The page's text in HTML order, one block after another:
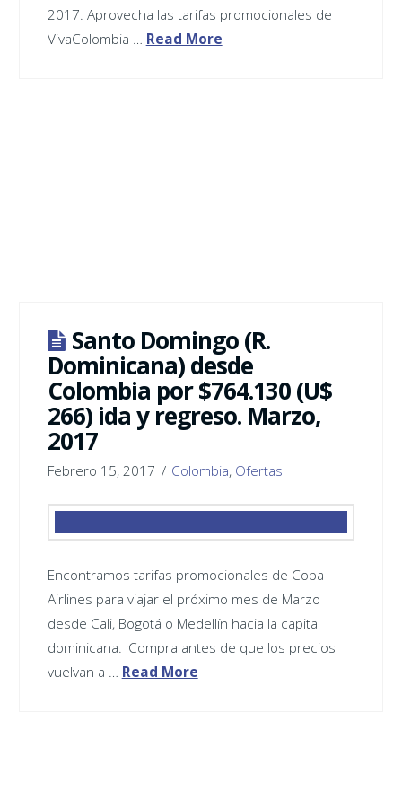
2017. Aprovecha las tarifas promocionales de
VivaColombia … Read More
Santo Domingo (R.
Dominicana) desde
Colombia por $764.130 (U$
266) ida y regreso. Marzo,
2017
Febrero 15, 2017 Colombia, Ofertas
Encontramos tarifas promocionales de Copa
Airlines para viajar el próximo mes de Marzo
desde Cali, Bogotá o Medellín hacia la capital
dominicana. ¡Compra antes de que los precios
vuelvan a … Read More